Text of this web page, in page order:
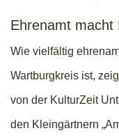
Ehrenamt macht
Wie vielfältig
Wartburgkreis ist,
von der KulturZeit
den Kleingärtnern